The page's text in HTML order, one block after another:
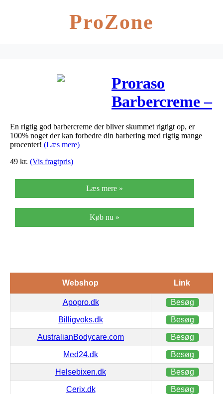
ProZone
Proraso
Barbercreme –
Grøn Te og
Havre (150
En rigtig god barbercreme der bliver skummet rigtigt op, er
100% noget der kan forbedre din barbering med rigtig mange
procenter! (Læs mere)
49 kr. (Vis fragtpris)
Læs mere »
Køb nu »
Webshop Link
Apopro.dk Besøg
Billigvoks.dk Besøg
AustralianBodycare.com Besøg
Med24.dk Besøg
Helsebixen.dk Besøg
Cerix.dk Besøg